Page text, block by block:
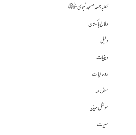
خطبہ جمعہ مسجد نبوی ﷺ
دفاع پاکستان
دلیل
دینیات
روحانیات
سفرنامہ
سوشل میڈیا
سیرت